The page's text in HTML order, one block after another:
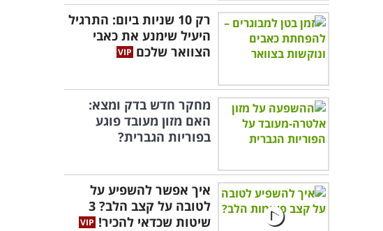
רק 10 שניות ביום: התרגיל
היעיל שימנע את כאבי
הצוואר שלכם
מחקר חדש בדק ומצא:
האם מזון מעובד פוגע
בפוריות הגברית?
איך אפשר להשפיע על
לטובה על קצב הלב? 3
שיטות שכדאי להכיר!